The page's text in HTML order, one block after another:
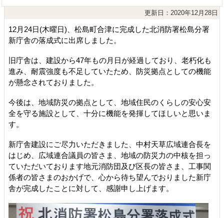
更新日：2020年12月28日
12月24日(木曜日)、松島町合津に完成した北消防署松島分署
新庁舎の落成式に出席しました。
旧庁舎は、建設から47年もの月日が経過しており、老朽化も
進み、耐震強度も不足していたため、防災拠点としての機能
が懸念されておりました。
今後は、地域防災の拠点として、地域住民のくらしの安心安
全を守る施設として、十分に機能を発揮してほしいと思いま
す。
新庁舎建設にご尽力いただきました、中村天草広域連合長を
はじめ、広域連合議員の皆さま、地域の防災力の中核を担っ
ていただいております地元消防団及び区長の皆さま、工事関
係者の皆さまのおかげで、心から待ち望んでおりました新庁
舎が完成したことに対して、感謝申し上げます。